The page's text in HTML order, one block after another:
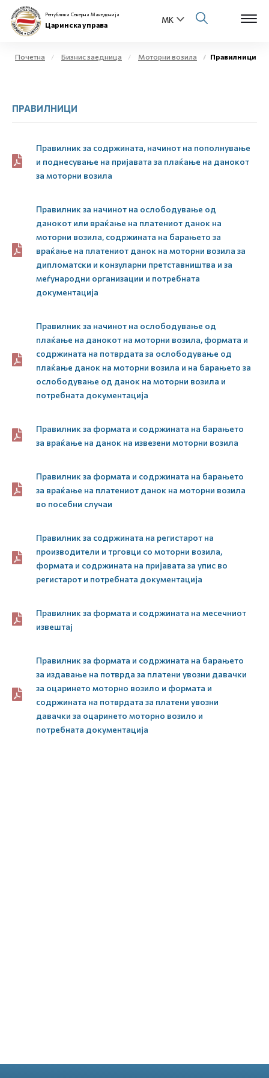
Бизнис заедница
Е-Царина
Медиа центар
Контакт
Е-Весник
Република Северна Македонија
Царинска управа
Почетна Бизнис заедница Моторни возила Правилници
ПРАВИЛНИЦИ
Правилник за содржината, начинот на пополнување
и поднесување на пријавата за плаќање на данокот
за моторни возила
Правилник за начинот на ослободување од
данокот или враќање на платениот данок на
моторни возила, содржината на барањето за
враќање на платениот данок на моторни возила за
дипломатски и конзуларни претставништва и за
меѓународни организации и потребната
документација
Правилник за начинот на ослободување од
плаќање на данокот на моторни возила, формата и
содржината на потврдата за ослободување од
плаќање данок на моторни возила и на барањето за
ослободување од данок на моторни возила и
потребната документација
Правилник за формата и содржината на барањето
за враќање на данок на извезени моторни возила
Правилник за формата и содржината на барањето
за враќање на платениот данок на моторни возила
во посебни случаи
Правилник за содржината на регистарот на
производители и трговци со моторни возила,
формата и содржината на пријавата за упис во
регистарот и потребната документација
Правилник за формата и содржината на месечниот
извештај
Правилник за формата и содржината на барањето
за издавање на потврда за платени увозни давачки
за оцаринето моторно возило и формата и
содржината на потврдата за платени увозни
давачки за оцаринето моторно возило и
потребната документација